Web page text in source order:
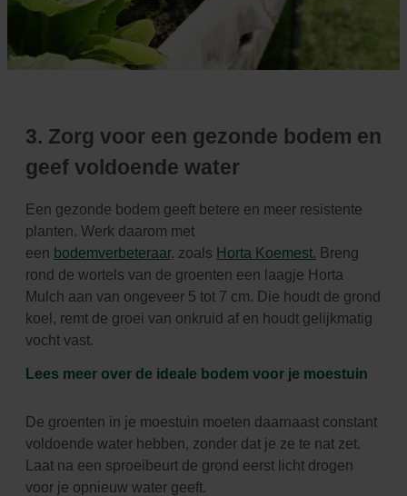
3. Zorg voor een gezonde bodem en
geef voldoende water
Een gezonde bodem geeft betere en meer resistente
planten. Werk daarom met
een bodemverbeteraar, zoals Horta Koemest. Breng
rond de wortels van de groenten een laagje Horta
Mulch aan van ongeveer 5 tot 7 cm. Die houdt de grond
koel, remt de groei van onkruid af en houdt gelijkmatig
vocht vast.
Lees meer over de ideale bodem voor je moestuin
De groenten in je moestuin moeten daarnaast constant
voldoende water hebben, zonder dat je ze te nat zet.
Laat na een sproeibeurt de grond eerst licht drogen
voor je opnieuw water geeft.